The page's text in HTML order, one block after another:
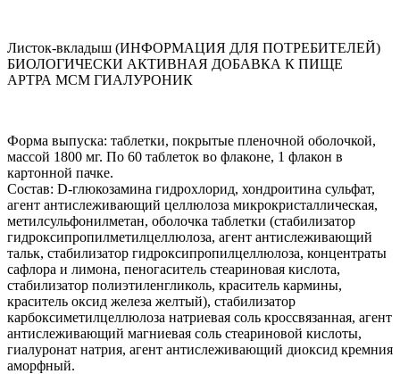
Листок-вкладыш (ИНФОРМАЦИЯ ДЛЯ ПОТРЕБИТЕЛЕЙ)
БИОЛОГИЧЕСКИ АКТИВНАЯ ДОБАВКА К ПИЩЕ
АРТРА MCM ГИАЛУРОНИК
Форма выпуска: таблетки, покрытые пленочной оболочкой,
массой 1800 мг. По 60 таблеток во флаконе, 1 флакон в
картонной пачке.
Состав: D-глюкозамина гидрохлорид, хондроитина сульфат,
агент антислеживающий целлюлоза микрокристаллическая,
метилсульфонилметан, оболочка таблетки (стабилизатор
гидроксипропилметилцеллюлоза, агент антислеживающий
тальк, cтабилизатор гидроксипропилцеллюлоза, концентраты
сафлора и лимона, пеногаситель стеариновая кислота,
стабилизатор полиэтиленгликоль, краситель кармины,
краситель оксид железа желтый), стабилизатор
карбоксиметилцеллюлоза натриевая соль кроссвязанная, агент
антислеживающий магниевая соль стеариновой кислоты,
гиалуронат натрия, агент антислеживающий диоксид кремния
аморфный.